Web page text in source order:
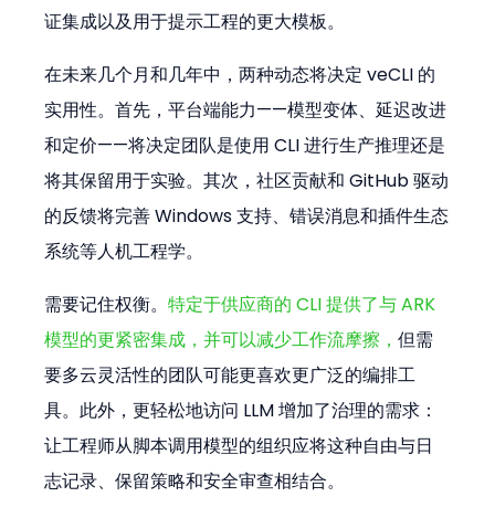
证集成以及用于提示工程的更大模板。
在未来几个月和几年中，两种动态将决定 veCLI 的
实用性。首先，平台端能力——模型变体、延迟改进
和定价——将决定团队是使用 CLI 进行生产推理还是
将其保留用于实验。其次，社区贡献和 GitHub 驱动
的反馈将完善 Windows 支持、错误消息和插件生态
系统等人机工程学。
需要记住权衡。特定于供应商的 CLI 提供了与 ARK
模型的更紧密集成，并可以减少工作流摩擦，但需
要多云灵活性的团队可能更喜欢更广泛的编排工
具。此外，更轻松地访问 LLM 增加了治理的需求：
让工程师从脚本调用模型的组织应将这种自由与日
志记录、保留策略和安全审查相结合。